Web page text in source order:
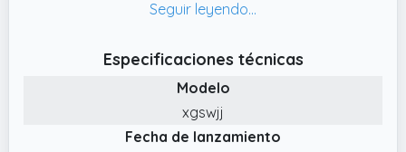
garantizando durabilidad y uso a largo
✔️ Materiales de alta calidad. Nuestras
carpetas colgantes a4 están fabricadas en
material de polipropileno de alta calidad,
garantizando durabilidad y uso a largo
Especificaciones técnicas
Modelo
xgswjj
Fecha de lanzamiento